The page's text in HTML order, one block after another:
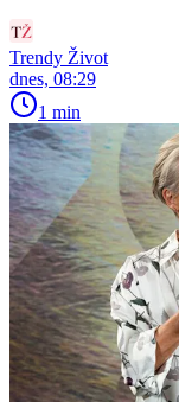
Trendy Život
dnes, 08:29
1 min